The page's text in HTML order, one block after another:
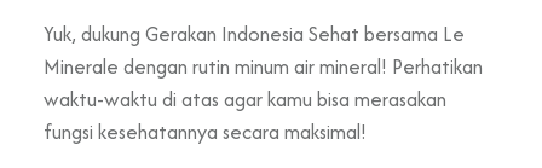
Yuk, dukung Gerakan Indonesia Sehat bersama Le
Minerale dengan rutin minum air mineral! Perhatikan
waktu-waktu di atas agar kamu bisa merasakan
fungsi kesehatannya secara maksimal!